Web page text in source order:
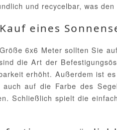
und recycelbar, was
eines
6x6 Meter sollten Sie
die Art der
erhöht. Außerdem ist
auf die Farbe des
Schließlich spielt die